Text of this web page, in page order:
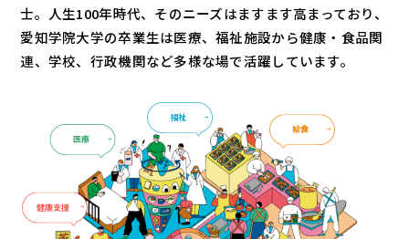
士。人生100年時代、そのニーズはますます高まっており、
愛知学院大学の卒業生は医療、福祉施設から健康・食品関
連、学校、行政機関など多様な場で活躍しています。
医療
健康支援
福祉
給食